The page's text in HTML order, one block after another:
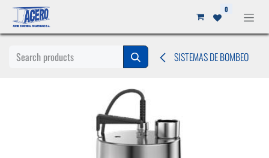
Ir al contenido 0
SISTEMAS DE BOMBEO